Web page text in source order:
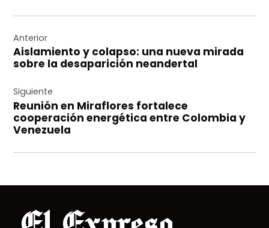
de
entradas
Anterior
Aislamiento y colapso: una nueva mirada
sobre la desaparición neandertal
Siguiente
Reunión en Miraflores fortalece
cooperación energética entre Colombia y
Venezuela